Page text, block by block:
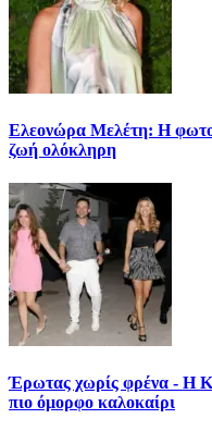
Ελεονώρα Μελέτη: Η
ζωή ολόκληρη
Έρωτας χωρίς φρένα - Η
πιο όμορφο καλοκαίρι